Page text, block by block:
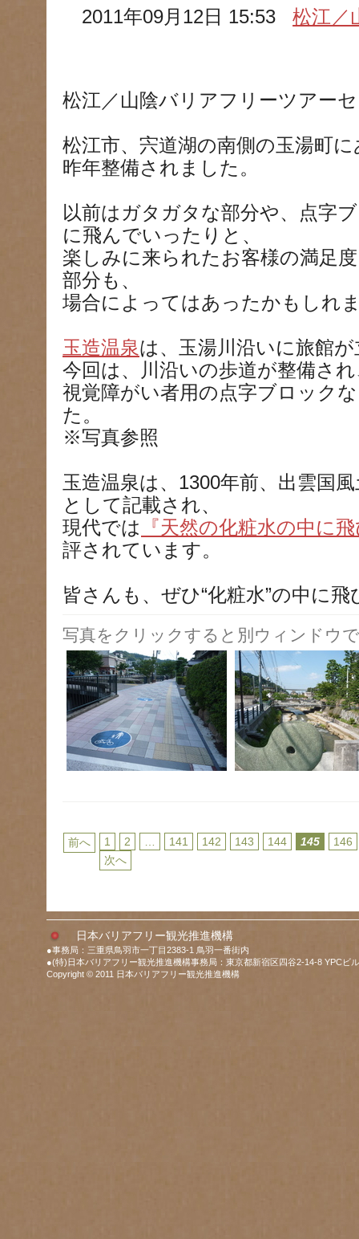
2011年09月12日 15:53松江／
松江／山陰バリアフリーツアー
松江市、宍道湖の南側の玉湯町
昨年整備されました。
以前はガタガタな部分や、点字
に飛んでいったりと、
楽しみに来られたお客様の満足
部分も、
場合によってはあったかもしれ
玉造温泉は、玉湯川沿いに旅館
今回は、川沿いの歩道が整備さ
視覚障がい者用の点字ブロック
た。
※写真参照
玉造温泉は、1300年前、出雲国
として記載され、
現代では
『天然の化粧水の中に
評されています。
皆さんも、ぜひ“化粧水”の中に
写真をクリックすると別ウィンドウ
前へ 1 2 141 142 143 144 145
146
次へ
日本バリアフリー観光推進機構
●事務局：三重県鳥羽市一丁目2383-1 鳥羽一番街内
●(特)日本バリアフリー観光推進機構事務局：東京都新宿区四谷2-14-8 YPCビ
Copyright © 2011 日本バリアフリー観光推進機構